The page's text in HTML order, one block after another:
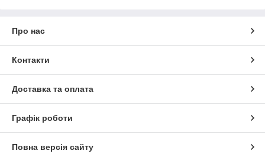
Про нас
Контакти
Доставка та оплата
Графік роботи
Повна версія сайту